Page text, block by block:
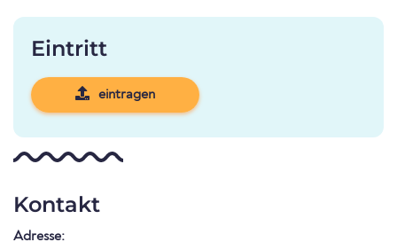
Eintritt
eintragen
Kontakt
Adresse: